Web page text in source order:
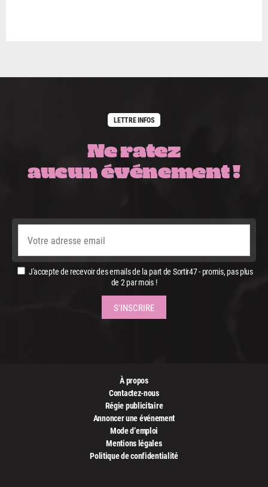
LETTRE INFOS
Ne ratez
aucun événement !
J'accepte de recevoir des emails de la part de Sortir47 - promis, pas plus
de 2 par mois !
À propos
Contactez-nous
Régie publicitaire
Annoncer une événement
Mode d’emploi
Mentions légales
Politique de confidentialité